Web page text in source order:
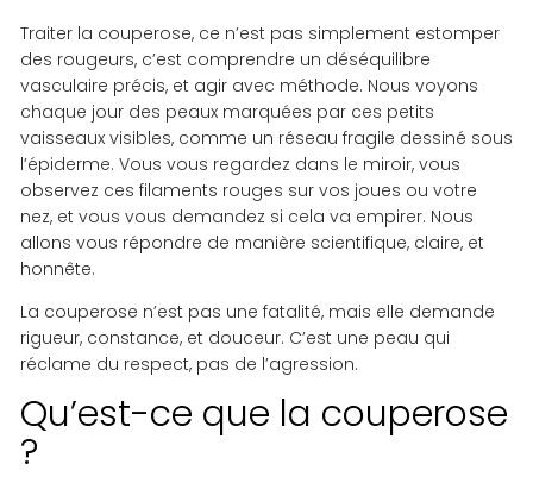
Traiter la couperose, ce n’est pas simplement estomper
des rougeurs, c’est comprendre un déséquilibre
vasculaire précis, et agir avec méthode. Nous voyons
chaque jour des peaux marquées par ces petits
vaisseaux visibles, comme un réseau fragile dessiné sous
l’épiderme. Vous vous regardez dans le miroir, vous
observez ces filaments rouges sur vos joues ou votre
nez, et vous vous demandez si cela va empirer. Nous
allons vous répondre de manière scientifique, claire, et
honnête.
La couperose n’est pas une fatalité, mais elle demande
rigueur, constance, et douceur. C’est une peau qui
réclame du respect, pas de l’agression.
Qu’est-ce que la couperose
?